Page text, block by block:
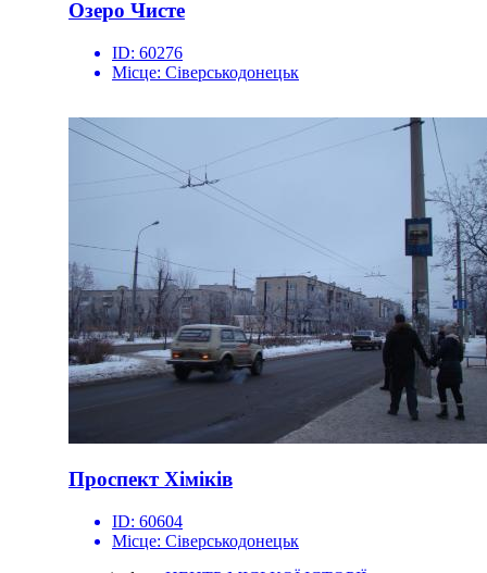
Озеро Чисте
ID: 60276
Місце: Сіверськодонецьк
Проспект Хіміків
ID: 60604
Місце: Сіверськодонецьк